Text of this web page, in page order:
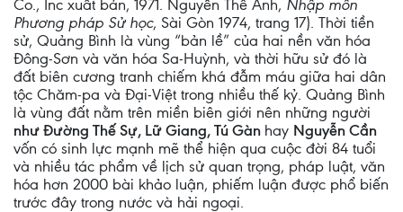
Co., Inc xuất bản, 1971. Nguyễn Thế Anh, Nhập môn
Phương pháp Sử học, Sài Gòn 1974, trang 17). Thời tiền
sử, Quảng Bình là vùng “bản lề” của hai nền văn hóa
Đông-Sơn và văn hóa Sa-Huỳnh, và thời hữu sử đó là
đất biên cương tranh chiếm khá đẫm máu giữa hai dân
tộc Chăm-pa và Đại-Việt trong nhiều thế kỷ. Quảng Bình
là vùng đất nằm trên miền biên giới nên những người
như Đường Thế Sự, Lữ Giang, Tú Gàn hay Nguyễn Cần
vốn có sinh lực mạnh mẽ thể hiện qua cuộc đời 84 tuổi
và nhiều tác phẩm về lịch sử quan trọng, pháp luật, văn
hóa hơn 2000 bài khảo luận, phiếm luận được phổ biến
trước đây trong nước và hải ngoại.